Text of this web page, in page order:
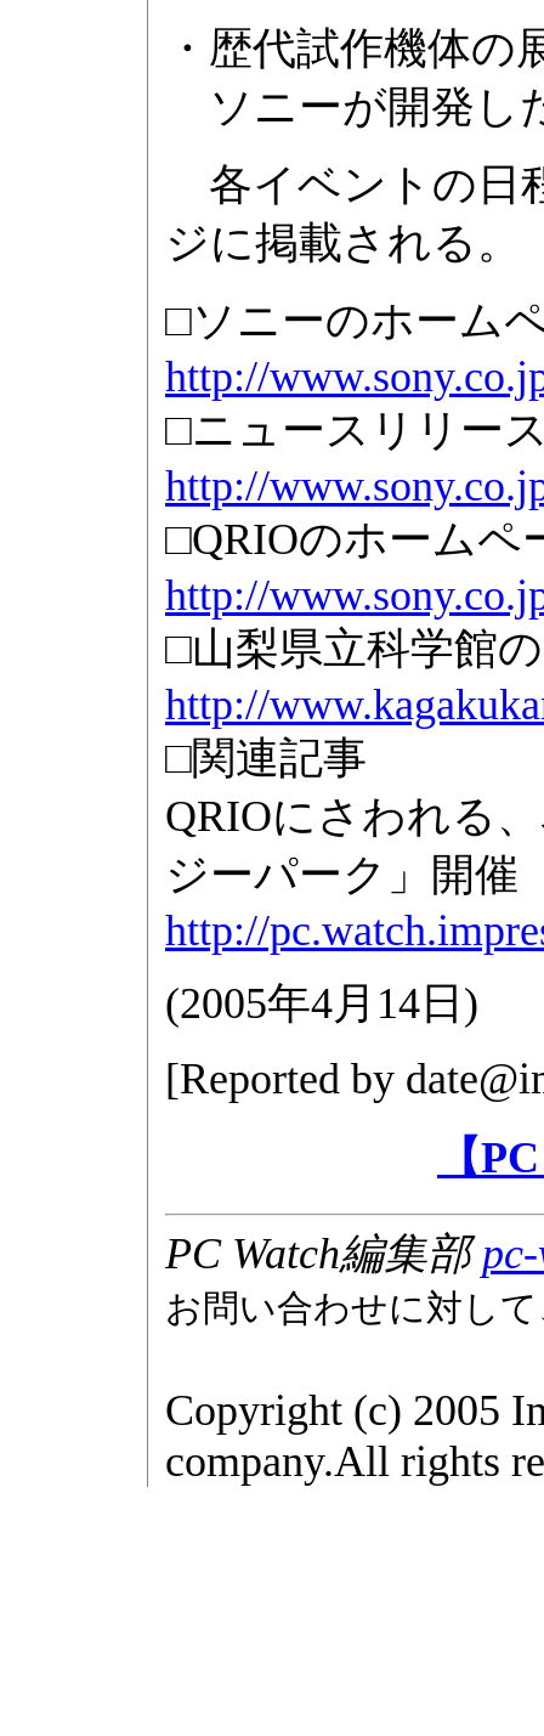
・歴代試作機体の
ソニーが開発し
各イベントの日
ジに掲載される。
□ソニーのホーム
http://
□ニュースリリー
http://
□QRIOのホームペ
http://
□山梨県立科学館
http://
□関連記事
QRIOにさわれる
ジーパーク」開催
http://
(2005年4月14日 )
[Reported by
【
PC Watch編集部
お問い合わせに対し
Copyright (c) 2005
company.All rights